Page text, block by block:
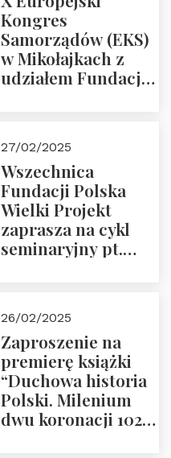
Kongres
Samorządów (EKS)
w Mikołajkach z
udziałem Fundacji
27/02/2025
Wszechnica
Fundacji Polska
Wielki Projekt
zaprasza na cykl
seminaryjny pt.
26/02/2025
Zaproszenie na
premierę książki
“Duchowa historia
Polski. Milenium
dwu koronacji 1025-